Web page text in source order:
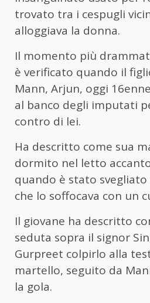
trovato tra i cespugli
alloggiava la donna.
Il momento più
è verificato quando il
Mann, Arjun, oggi
al banco degli imputati
contro di lei.
Ha descritto come sua
dormito nel letto
quando è stato
che lo soffocava con un
Il giovane ha descritto
seduta sopra il signor
Gurpreet colpirlo alla
martello, seguito da
la gola.